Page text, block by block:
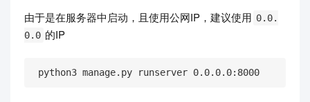
由于是在服务器中启动，且使用公网IP，建议使用 0.0.
0.0 的IP
python3 manage.py runserver 0.0.0.0:8000